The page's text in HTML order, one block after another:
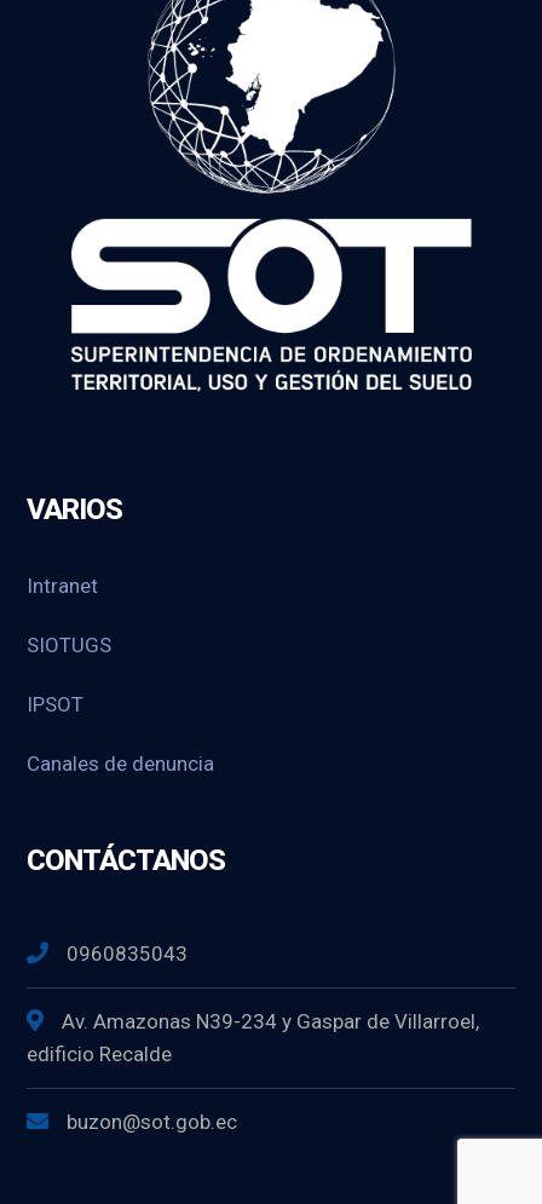
VARIOS
Intranet
SIOTUGS
IPSOT
Canales de denuncia
CONTÁCTANOS
0960835043
Av. Amazonas N39-234 y Gaspar de Villarroel,
edificio Recalde
buzon@sot.gob.ec